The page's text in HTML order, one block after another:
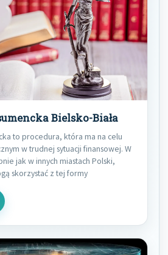
Bielsko-Biała
to procedura, która ma na celu
w trudnej sytuacji finansowej. W
jak w innych miastach Polski,
skorzystać z tej formy